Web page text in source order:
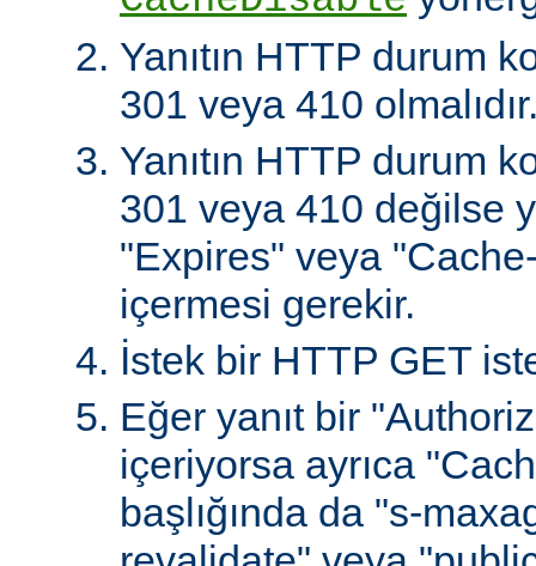
Yanıtın HTTP durum
301 veya 410
Yanıtın HTTP durum
301 veya 410 değilse
"Expires" veya
içermesi gerekir.
İstek bir HTTP GET
Eğer yanıt bir
içeriyorsa ayrıca
başlığında da "s-